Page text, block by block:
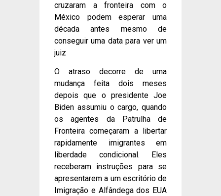
cruzaram a fronteira com o
México podem esperar uma
década antes mesmo de
conseguir uma data para ver um
juiz
O atraso decorre de uma
mudança feita dois meses
depois que o presidente Joe
Biden assumiu o cargo, quando
os agentes da Patrulha de
Fronteira começaram a libertar
rapidamente imigrantes em
liberdade condicional. Eles
receberam instruções para se
apresentarem a um escritório de
Imigração e Alfândega dos EUA